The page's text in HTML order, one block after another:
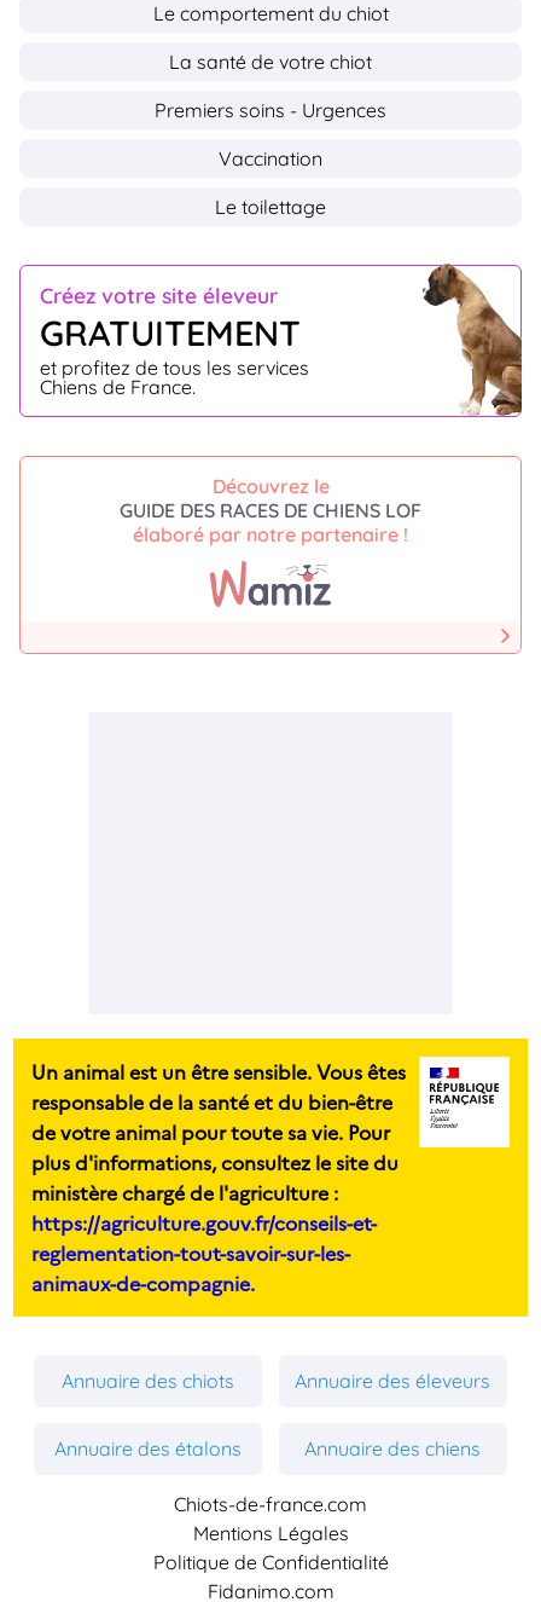
Créez votre site éleveur
GRATUITEMENT
et profitez de tous les services
Chiens de France.
Découvrez le
GUIDE DES RACES DE CHIENS LOF
élaboré par notre partenaire !
Le comportement du chiot
La santé de votre chiot
Premiers soins - Urgences
Vaccination
Le toilettage
Un animal est un être sensible. Vous êtes
responsable de la santé et du bien-être
de votre animal pour toute sa vie. Pour
plus d'informations, consultez le site du
ministère chargé de l'agriculture :
https://agriculture.gouv.fr/conseils-et-
reglementation-tout-savoir-sur-les-
animaux-de-compagnie.
Annuaire des chiots Annuaire des éleveurs
Annuaire des étalons Annuaire des chiens
Chiots-de-france.com
Mentions Légales
Politique de Confidentialité
Fidanimo.com